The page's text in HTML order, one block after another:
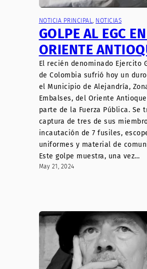
NOTICIA PRINCIPAL, NOTICIAS
GOLPE AL EGC
ORIENTE
El recién denominado Ejercito
de Colombia sufrió hoy un
el Municipio de Alejandría,
Embalses, del Oriente
parte de la Fuerza Pública. Se
captura de tres de sus
incautación de 7 fusiles,
uniformes y material de
Este golpe muestra, una vez…
May 21, 2024